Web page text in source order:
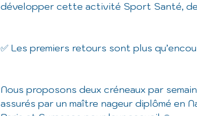
développer cette activité Sport Santé,
✅ Les premiers retours sont plus
Nous proposons deux créneaux par
assurés par un maître nageur diplômé en